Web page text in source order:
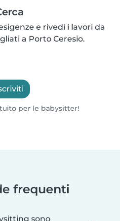
e rivedi i lavori da
a Porto Ceresio.
per le babysitter!
frequenti
sono